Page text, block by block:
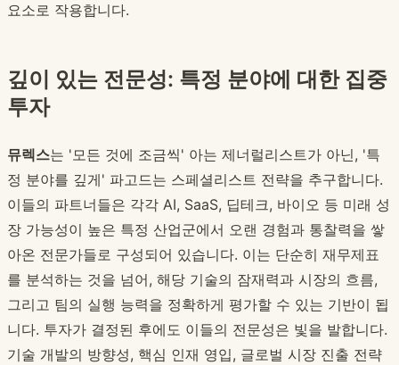
요소로 작용합니다.
깊이 있는 전문성: 특정 분야에 대한 집중
투자
뮤렉스는 '모든 것에 조금씩' 아는 제너럴리스트가 아닌, '특
정 분야를 깊게' 파고드는 스페셜리스트 전략을 추구합니다.
이들의 파트너들은 각각 AI, SaaS, 딥테크, 바이오 등 미래 성
장 가능성이 높은 특정 산업군에서 오랜 경험과 통찰력을 쌓
아온 전문가들로 구성되어 있습니다. 이는 단순히 재무제표
를 분석하는 것을 넘어, 해당 기술의 잠재력과 시장의 흐름,
그리고 팀의 실행 능력을 정확하게 평가할 수 있는 기반이 됩
니다. 투자가 결정된 후에도 이들의 전문성은 빛을 발합니다.
기술 개발의 방향성, 핵심 인재 영입, 글로벌 시장 진출 전략